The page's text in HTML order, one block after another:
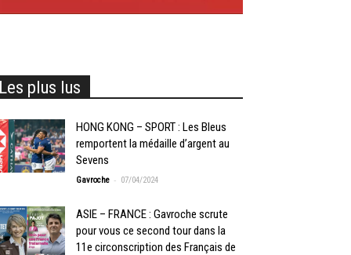
plus lus
HONG KONG – SPORT : Les Bleus
remportent la médaille d’argent au
Sevens
Gavroche - 07/04/2024
ASIE – FRANCE : Gavroche scrute
pour vous ce second tour dans la
11e circonscription des Français de